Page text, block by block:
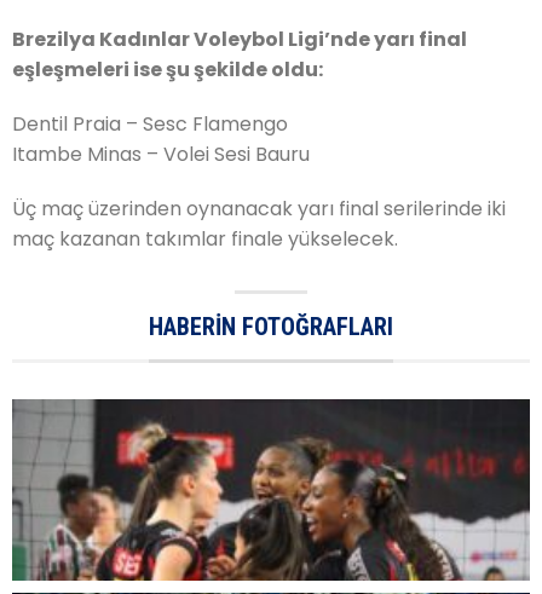
Brezilya Kadınlar Voleybol Ligi’nde yarı final
eşleşmeleri ise şu şekilde oldu:
Dentil Praia – Sesc Flamengo
Itambe Minas – Volei Sesi Bauru
Üç maç üzerinden oynanacak yarı final serilerinde iki
maç kazanan takımlar finale yükselecek.
HABERIN FOTOĞRAFLARI